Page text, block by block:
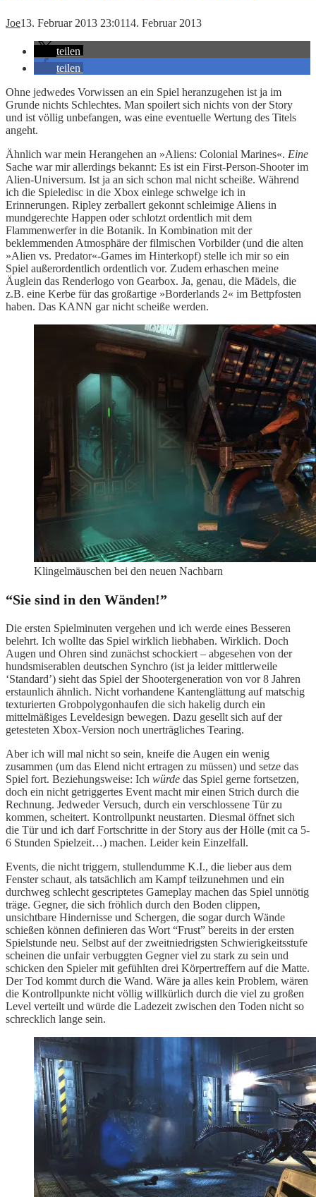
Joe13. Februar 2013 23:0114. Februar 2013
teilen
teilen
Ohne jedwedes Vorwissen an ein Spiel heranzugehen ist ja im
Grunde nichts Schlechtes. Man spoilert sich nichts von der Story
und ist völlig unbefangen, was eine eventuelle Wertung des Titels
angeht.
Ähnlich war mein Herangehen an »Aliens: Colonial Marines«. Eine
Sache war mir allerdings bekannt: Es ist ein First-Person-Shooter im
Alien-Universum. Ist ja an sich schon mal nicht scheiße. Während
ich die Spieledisc in die Xbox einlege schwelge ich in
Erinnerungen. Ripley zerballert gekonnt schleimige Aliens in
mundgerechte Happen oder schlotzt ordentlich mit dem
Flammenwerfer in die Botanik. In Kombination mit der
beklemmenden Atmosphäre der filmischen Vorbilder (und die alten
»Alien vs. Predator«-Games im Hinterkopf) stelle ich mir so ein
Spiel außerordentlich ordentlich vor. Zudem erhaschen meine
Äuglein das Renderlogo von Gearbox. Ja, genau, die Mädels, die
z.B. eine Kerbe für das großartige »Borderlands 2« im Bettpfosten
haben. Das KANN gar nicht scheiße werden.
Klingelmäuschen bei den neuen Nachbarn
“Sie sind in den Wänden!”
Die ersten Spielminuten vergehen und ich werde eines Besseren
belehrt. Ich wollte das Spiel wirklich liebhaben. Wirklich. Doch
Augen und Ohren sind zunächst schockiert – abgesehen von der
hundsmiserablen deutschen Synchro (ist ja leider mittlerweile
‘Standard’) sieht das Spiel der Shootergeneration von vor 8 Jahren
erstaunlich ähnlich. Nicht vorhandene Kantenglättung auf matschig
texturierten Grobpolygonhaufen die sich hakelig durch ein
mittelmäßiges Leveldesign bewegen. Dazu gesellt sich auf der
getesteten Xbox-Version noch unerträgliches Tearing.
Aber ich will mal nicht so sein, kneife die Augen ein wenig
zusammen (um das Elend nicht ertragen zu müssen) und setze das
Spiel fort. Beziehungsweise: Ich würde das Spiel gerne fortsetzen,
doch ein nicht getriggertes Event macht mir einen Strich durch die
Rechnung. Jedweder Versuch, durch ein verschlossene Tür zu
kommen, scheitert. Kontrollpunkt neustarten. Diesmal öffnet sich
die Tür und ich darf Fortschritte in der Story aus der Hölle (mit ca 5-
6 Stunden Spielzeit…) machen. Leider kein Einzelfall.
Events, die nicht triggern, stullendumme K.I., die lieber aus dem
Fenster schaut, als tatsächlich am Kampf teilzunehmen und ein
durchweg schlecht gescriptetes Gameplay machen das Spiel unnötig
träge. Gegner, die sich fröhlich durch den Boden clippen,
unsichtbare Hindernisse und Schergen, die sogar durch Wände
schießen können definieren das Wort “Frust” bereits in der ersten
Spielstunde neu. Selbst auf der zweitniedrigsten Schwierigkeitsstufe
scheinen die unfair verbuggten Gegner viel zu stark zu sein und
schicken den Spieler mit gefühlten drei Körpertreffern auf die Matte.
Der Tod kommt durch die Wand. Wäre ja alles kein Problem, wären
die Kontrollpunkte nicht völlig willkürlich durch die viel zu großen
Level verteilt und würde die Ladezeit zwischen den Toden nicht so
schrecklich lange sein.